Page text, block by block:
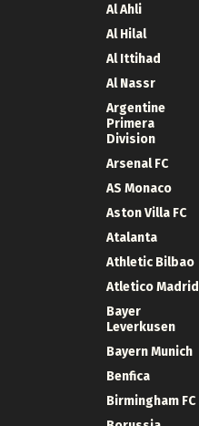
Al Ahli
Al Hilal
Al Ittihad
Al Nassr
Argentine
Primera
Division
Arsenal FC
AS Monaco
Aston Villa FC
Atalanta
Athletic Bilbao
Atletico Madrid
Bayer
Leverkusen
Bayern Munich
Benfica
Birmingham FC